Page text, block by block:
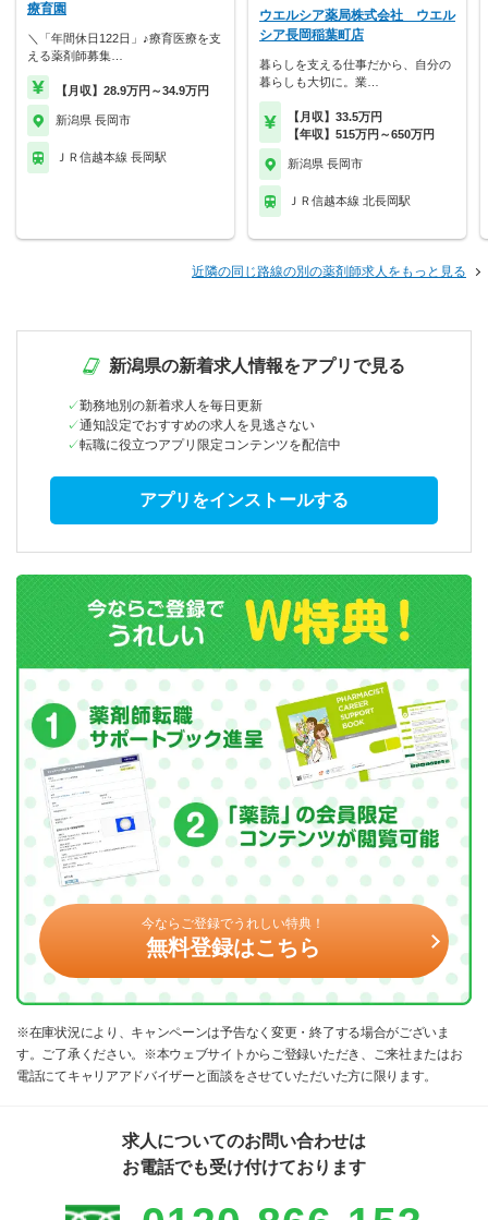
療育園
＼「年間休日122日」♪療育医療を支
える薬剤師募集…
【月収】28.9万円～34.9万円
新潟県 長岡市
ＪＲ信越本線 長岡駅
ウエルシア薬局株式会社 ウエル
シア長岡稲葉町店
暮らしを支える仕事だから、自分の
暮らしも大切に。業…
【月収】33.5万円
【年収】515万円～650万円
新潟県 長岡市
ＪＲ信越本線 北長岡駅
近隣の同じ路線の別の薬剤師求人をもっと見る
新潟県の新着求人情報をアプリで見る
勤務地別の新着求人を毎日更新
通知設定でおすすめの求人を見逃さない
転職に役立つアプリ限定コンテンツを配信中
アプリをインストールする
今ならご登録でうれしい特典！
無料登録はこちら
※在庫状況により、キャンペーンは予告なく変更・終了する場合がございま
す。ご了承ください。※本ウェブサイトからご登録いただき、ご来社またはお
電話にてキャリアアドバイザーと面談をさせていただいた方に限ります。
求人についてのお問い合わせは
お電話でも受け付けております